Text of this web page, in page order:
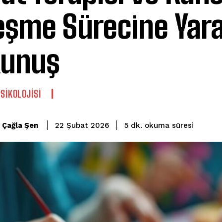
Sürecine
Çağla Şen 22 Şubat 2026 5 dk. okuma süresi